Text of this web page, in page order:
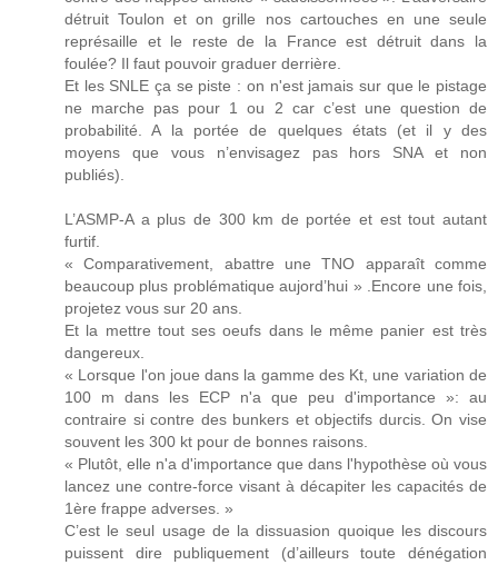
détruit Toulon et on grille nos cartouches en une seule
représaille et le reste de la France est détruit dans la
foulée? Il faut pouvoir graduer derrière.
Et les SNLE ça se piste : on n'est jamais sur que le pistage
ne marche pas pour 1 ou 2 car c’est une question de
probabilité. A la portée de quelques états (et il y des
moyens que vous n’envisagez pas hors SNA et non
publiés).
L’ASMP-A a plus de 300 km de portée et est tout autant
furtif.
« Comparativement, abattre une TNO apparaît comme
beaucoup plus problématique aujord’hui » .Encore une fois,
projetez vous sur 20 ans.
Et la mettre tout ses oeufs dans le même panier est très
dangereux.
« Lorsque l'on joue dans la gamme des Kt, une variation de
100 m dans les ECP n'a que peu d'importance »: au
contraire si contre des bunkers et objectifs durcis. On vise
souvent les 300 kt pour de bonnes raisons.
« Plutôt, elle n'a d'importance que dans l'hypothèse où vous
lancez une contre-force visant à décapiter les capacités de
1ère frappe adverses. »
C’est le seul usage de la dissuasion quoique les discours
puissent dire publiquement (d’ailleurs toute dénégation